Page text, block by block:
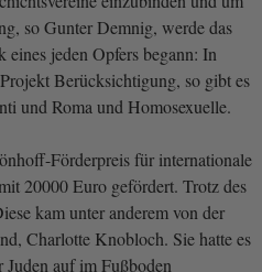
so Gunter Demnig, werde das
jeden Opfers begann: In
Berücksichtigung, so gibt es
und Roma und Homosexuelle.
Förderpreis für internationale
20000 Euro gefördert. Trotz des
kam unter anderem von der
Charlotte Knobloch. Sie hatte es
Juden auf im Fußboden